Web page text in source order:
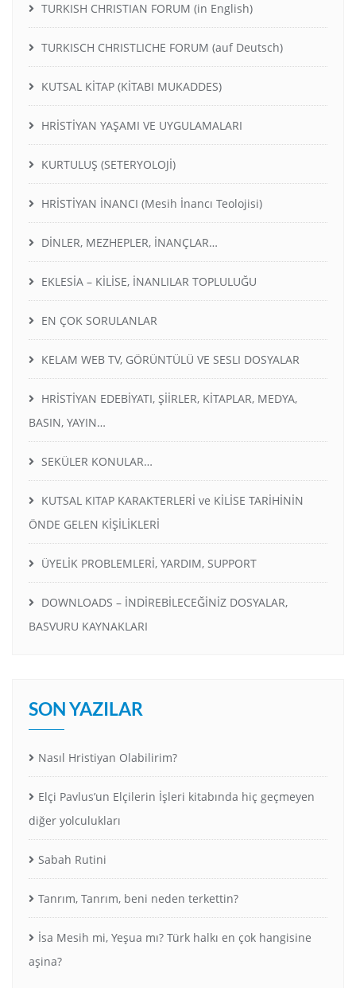
TURKISH CHRISTIAN FORUM (in English)
TURKISCH CHRISTLICHE FORUM (auf Deutsch)
KUTSAL KİTAP (KİTABI MUKADDES)
HRİSTİYAN YAŞAMI VE UYGULAMALARI
KURTULUŞ (SETERYOLOJİ)
HRİSTİYAN İNANCI (Mesih İnancı Teolojisi)
DİNLER, MEZHEPLER, İNANÇLAR…
EKLESİA – KİLİSE, İNANLILAR TOPLULUĞU
EN ÇOK SORULANLAR
KELAM WEB TV, GÖRÜNTÜLÜ VE SESLI DOSYALAR
HRİSTİYAN EDEBİYATI, ŞİİRLER, KİTAPLAR, MEDYA,
BASIN, YAYIN…
SEKÜLER KONULAR…
KUTSAL KITAP KARAKTERLERİ ve KİLİSE TARİHİNİN
ÖNDE GELEN KİŞİLİKLERİ
ÜYELİK PROBLEMLERİ, YARDIM, SUPPORT
DOWNLOADS – İNDİREBİLECEĞİNİZ DOSYALAR,
BASVURU KAYNAKLARI
SON YAZILAR
Nasıl Hristiyan Olabilirim?
Elçi Pavlus’un Elçilerin İşleri kitabında hiç geçmeyen
diğer yolculukları
Sabah Rutini
Tanrım, Tanrım, beni neden terkettin?
İsa Mesih mi, Yeşua mı? Türk halkı en çok hangisine
aşina?